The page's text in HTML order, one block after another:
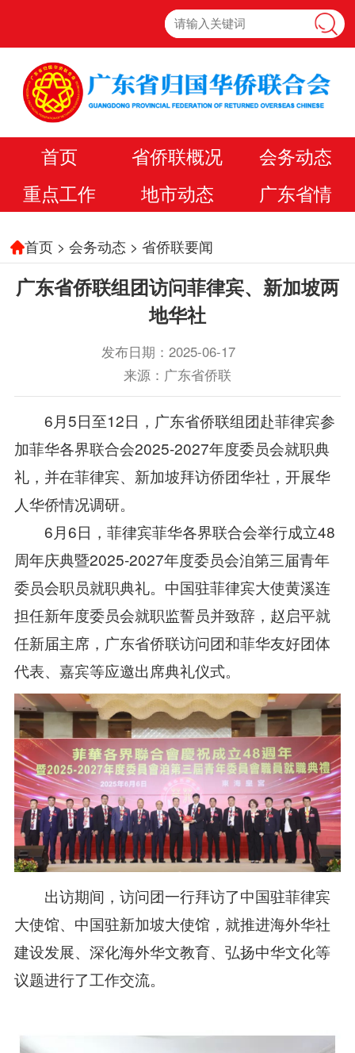
首页 省侨联概况
会务动态
重点工作
地市动态 广东省情
首页 >会务动态 >省侨联要闻
广东省侨联组团访问菲律宾、新加坡两
地华社
发布日期：2025-06-17
来源：广东省侨联
6月5日至12日，广东省侨联组团赴菲律宾参
加菲华各界联合会2025-2027年度委员会就职典
礼，并在菲律宾、新加坡拜访侨团华社 ，开展华
人华侨情况调研。
6月6日，菲律宾菲华各界联合会举行成立48
周年庆典暨2025-2027年度委员会洎第三届青年
委员会职员就职典礼。中国驻菲律宾大使黄溪连
担任新年度委员会就职监誓员并致辞，赵启平就
任新届主席，广东省侨联访问团和菲华友好团体
代表、嘉宾等应邀出席典礼仪式。
出访期间， 访问团一行拜访了中国驻菲律宾
大使馆、中国驻新加坡大使馆，就推进海外华社
建设发展、深化海外华文教育、弘扬中华文化等
议题进行了工作交流。